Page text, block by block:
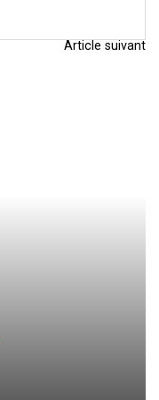
Article suivant